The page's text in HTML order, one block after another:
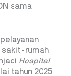
sama
sakit-rumah
Hospital
tahun 2025